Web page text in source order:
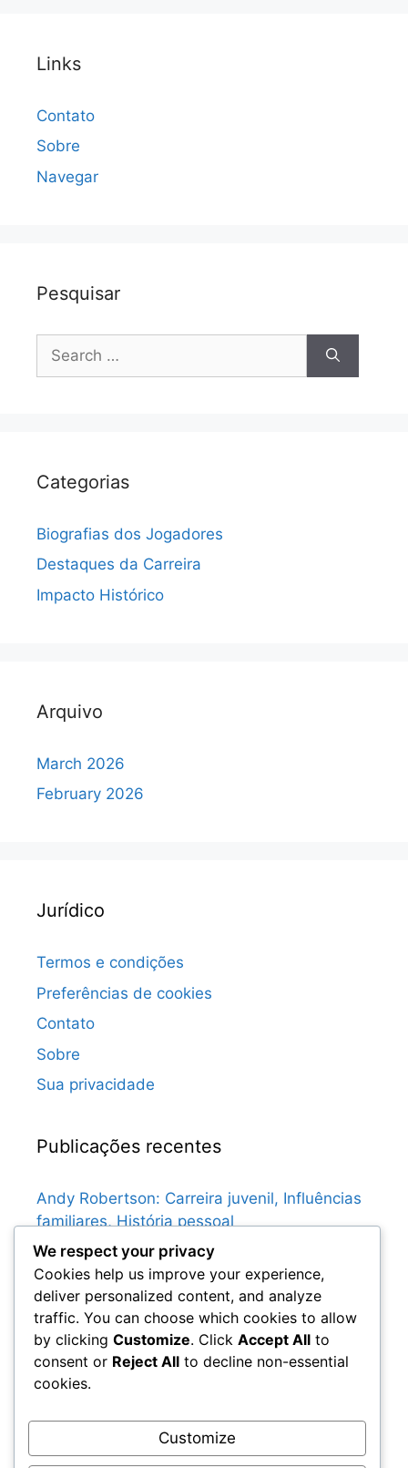
Links
Contato
Sobre
Navegar
Pesquisar
for:
Categorias
Biografias dos Jogadores
Destaques da Carreira
Impacto Histórico
Arquivo
March 2026
February 2026
Jurídico
Termos e condições
Preferências de cookies
Contato
Sobre
Sua privacidade
Publicações recentes
Andy Robertson: Carreira juvenil, Influências
familiares, História pessoal
Graeme Souness: Primeira vida, Clubes de
juventude, Influências familiares
Gary McAllister: Momentos-chave no futebol
escocês, Conquistas do clube, Destaques
internacionais
Gordon Strachan: Contribuições para a
Influência
Chris Sutton: Contribuições para a história do
We respect your privacy
Cookies help us improve your experience,
deliver personalized content, and analyze
traffic. You can choose which cookies to allow
by clicking Customize. Click Accept All to
consent or Reject All to decline non-essential
cookies.
Customize